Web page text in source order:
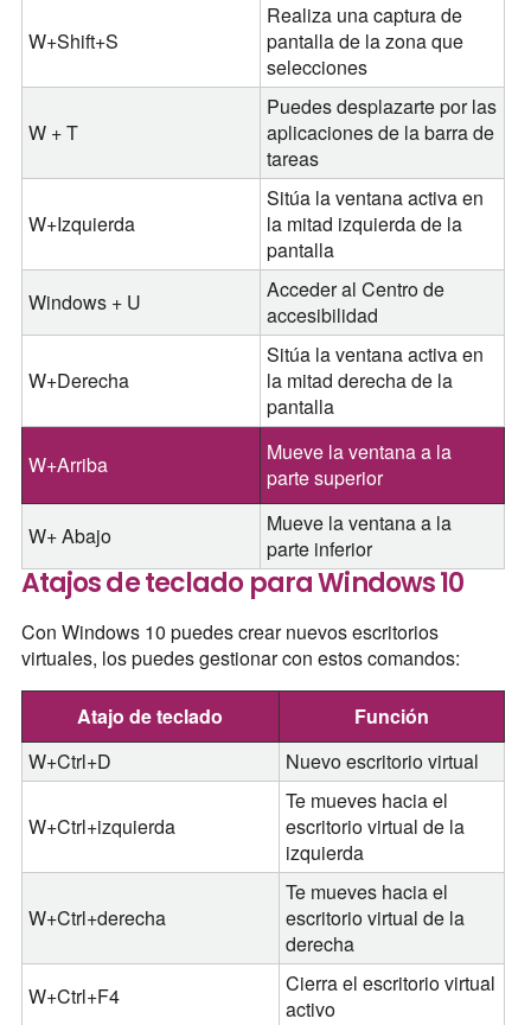
W+Shift+S
Realiza una captura de
pantalla de la zona que
selecciones
W + T
Puedes desplazarte por las
aplicaciones de la barra de
tareas
W+Izquierda
Sitúa la ventana activa en
la mitad izquierda de la
pantalla
Windows + U
Acceder al Centro de
accesibilidad
W+Derecha
Sitúa la ventana activa en
la mitad derecha de la
pantalla
W+Arriba
Mueve la ventana a la
parte superior
W+ Abajo
Mueve la ventana a la
parte inferior
Atajos de teclado para Windows 10
Con Windows 10 puedes crear nuevos escritorios
virtuales, los puedes gestionar con estos comandos:
Atajo de teclado
Función
W+Ctrl+D
Nuevo escritorio virtual
W+Ctrl+izquierda
Te mueves hacia el
escritorio virtual de la
izquierda
W+Ctrl+derecha
Te mueves hacia el
escritorio virtual de la
derecha
W+Ctrl+F4
Cierra el escritorio virtual
activo